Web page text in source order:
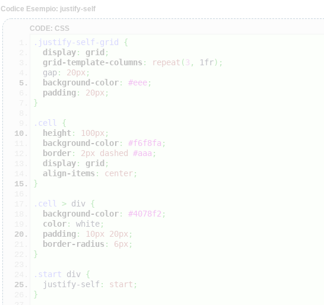
Codice Esempio: justify-self
CODE: CSS
.justify-self-grid
{
display: grid ;
grid-template-columns : repeat (3 , 1fr) ;
  gap
: 20px ;
background-color: #eee;
padding: 20px ;
}
.cell
{
height : 100px ;
background-color: #f6f8fa ;
border: 2px dashed #aaa ;
display: grid ;
align-items : center;
}
.cell > div {
background-color: #4078f2 ;
color: white;
padding: 10px 20px ;
border-radius : 6px ;
}
.start div {
  justify-self
: start ;
}